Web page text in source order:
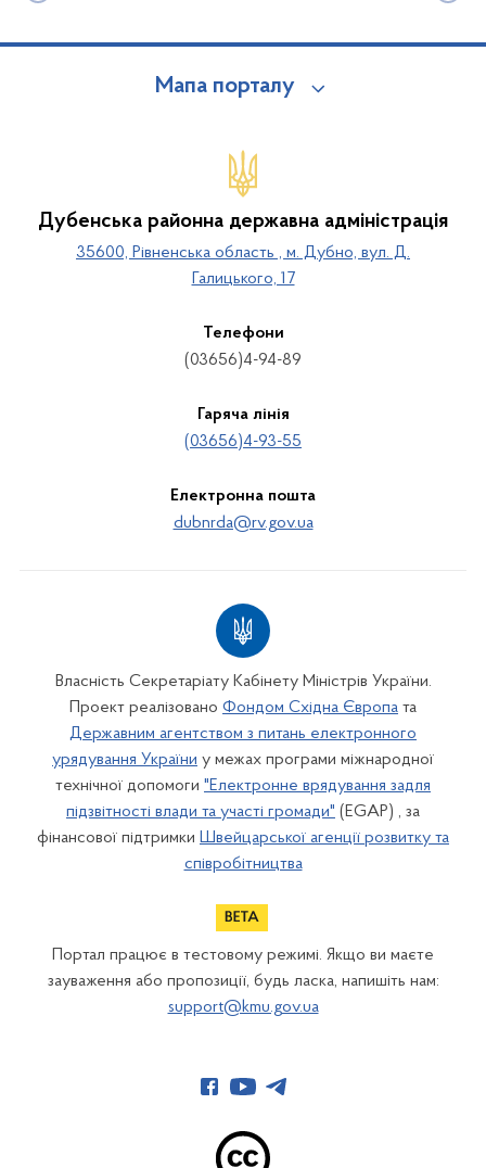
Мапа порталу
Дубенська районна державна адміністрація
35600, Рівненська область , м. Дубно, вул. Д.
Галицького, 17
Телефони
(03656)4-94-89
Гаряча лінія
(03656)4-93-55
Електронна пошта
dubnrda@rv.gov.ua
Власність Секретаріату Кабінету Міністрів України.
Проект реалізовано Фондом Східна Європа та
Державним агентством з питань електронного
урядування України у межах програми міжнародної
технічної допомоги "Електронне врядування задля
підзвітності влади та участі громади" (EGAP) , за
фінансової підтримки Швейцарської агенції розвитку та
співробітництва
Портал працює в тестовому режимі. Якщо ви маєте
зауваження або пропозиції, будь ласка, напишіть нам:
support@kmu.gov.ua